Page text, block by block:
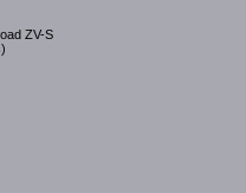
ZV-S